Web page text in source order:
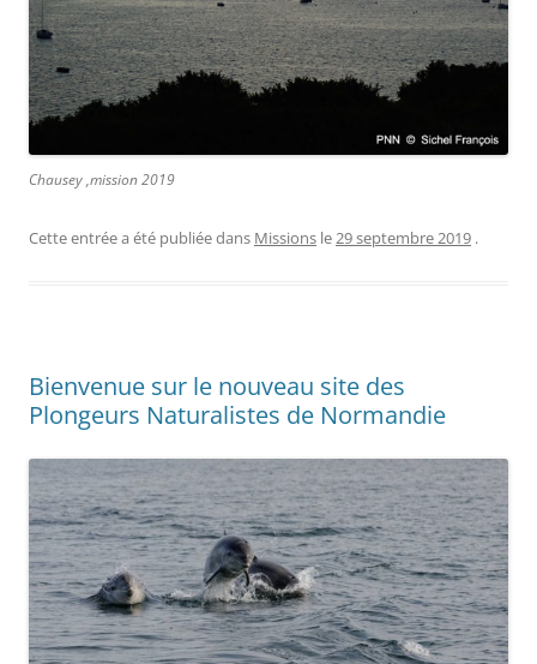
Chausey ,mission 2019
Cette entrée a été publiée dans Missions le29 septembre 2019 .
Bienvenue sur le nouveau site des
Plongeurs Naturalistes de Normandie